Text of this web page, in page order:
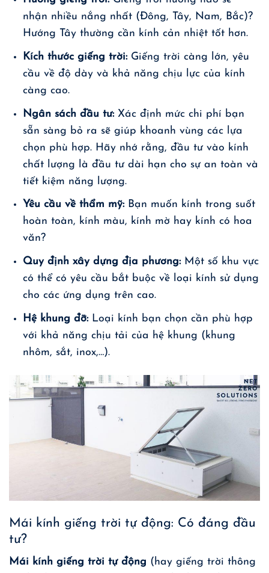
nhận nhiều nắng nhất (Đông, Tây, Nam, Bắc)?
Hướng Tây thường cần kính cản nhiệt tốt hơn.
Kích thước giếng trời:Giếng trời càng lớn, yêu
cầu về độ dày và khả năng chịu lực của kính
càng cao.
Ngân sách đầu tư:Xác định mức chi phí bạn
sẵn sàng bỏ ra sẽ giúp khoanh vùng các lựa
chọn phù hợp. Hãy nhớ rằng, đầu tư vào kính
chất lượng là đầu tư dài hạn cho sự an toàn và
tiết kiệm năng lượng.
Yêu cầu về thẩm mỹ:Bạn muốn kính trong suốt
hoàn toàn, kính màu, kính mờ hay kính có hoa
văn?
Quy định xây dựng địa phương:Một số khu vực
có thể có yêu cầu bắt buộc về loại kính sử dụng
cho các ứng dụng trên cao.
Hệ khung đỡ:Loại kính bạn chọn cần phù hợp
với khả năng chịu tải của hệ khung (khung
nhôm, sắt, inox,…).
Mái kính giếng trời tự động: Có đáng đầu
tư?
Mái kính giếng trời tự động (hay giếng trời thông